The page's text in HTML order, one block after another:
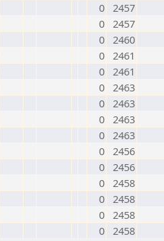
0 2457
0 2457
0 2460
0 2461
0 2461
0 2463
0 2463
0 2463
0 2463
0 2456
0 2456
0 2458
0 2458
0 2458
0 2458